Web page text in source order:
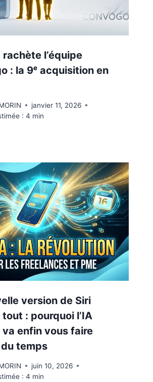
rachète l’équipe
: la 9ᵉ acquisition en
janvier 11, 2026
: 4 min
version de Siri
: pourquoi l’IA
va enfin vous faire
temps
juin 10, 2026
: 4 min